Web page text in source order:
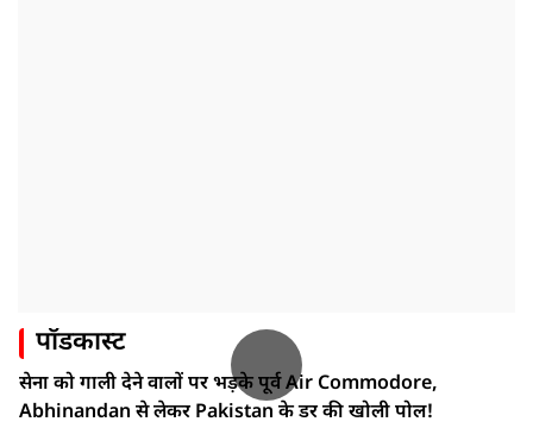
पॉडकास्ट
सेना को गाली देने वालों पर भड़के पूर्व Air Commodore,
Abhinandan से लेकर Pakistan के डर की खोली पोल!